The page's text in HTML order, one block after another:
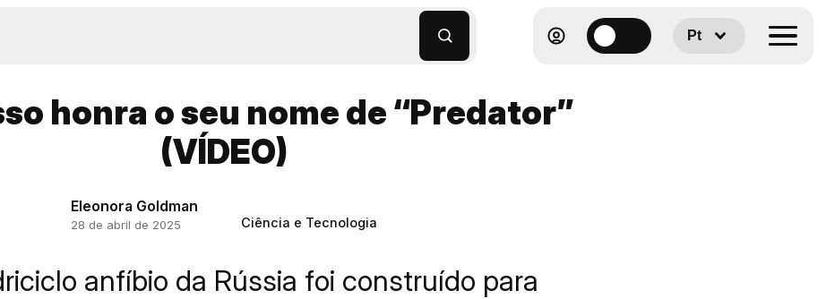
Pt
honra o seu nome de “Predator”
(VÍDEO)
Eleonora Goldman
28 de abril de 2025 Ciência e Tecnologia
anfíbio da Rússia foi construído para